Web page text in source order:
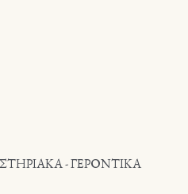
- ΓΕΡΟΝΤΙΚΑ